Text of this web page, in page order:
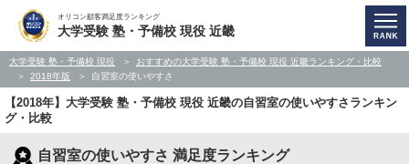
オリコン顧客満足度ランキング
大学受験 塾・予備校 現役 近畿
大学受験 塾・予備校 現役
おすすめの大学受験 塾・予備校 現役 近畿ランキング・比較
2018年版
自習室の使いやすさ
【2018年】大学受験 塾・予備校 現役 近畿の自習室の使いやすさランキン
グ・比較
自習室の使いやすさ 満足度ランキング